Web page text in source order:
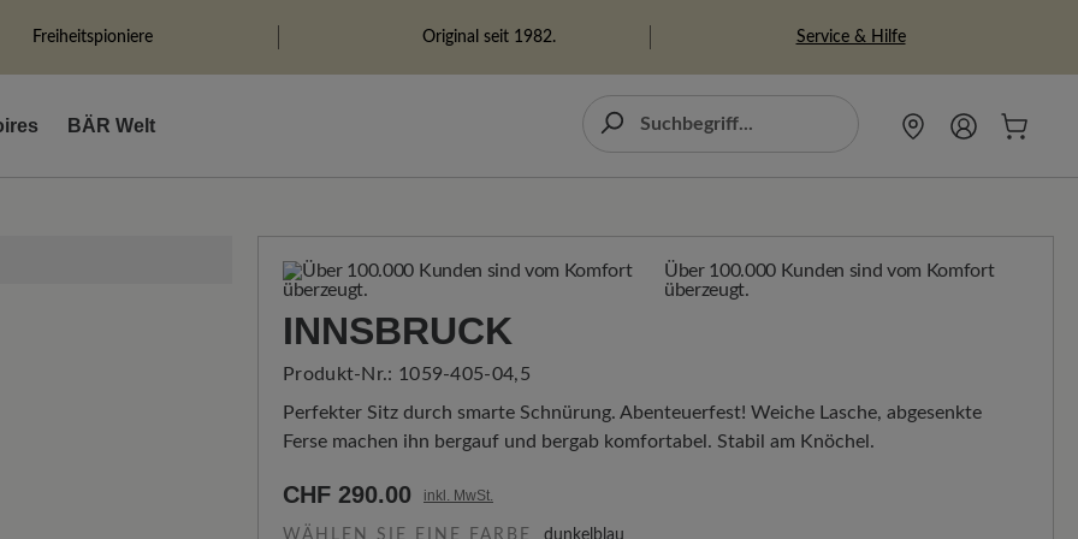
Freiheitspioniere Original seit 1982. Service & Hilfe
BÄR Welt
Über 100.000 Kunden sind vom Komfort
überzeugt.
INNSBRUCK
Produkt-Nr.: 1059-405-04,5
Perfekter Sitz durch smarte Schnürung. Abenteuerfest! Weiche Lasche, abgesenkte
Ferse machen ihn bergauf und bergab komfortabel. Stabil am Knöchel.
CHF 290.00 inkl. MwSt.
WÄHLEN SIE EINE FARBE dunkelblau